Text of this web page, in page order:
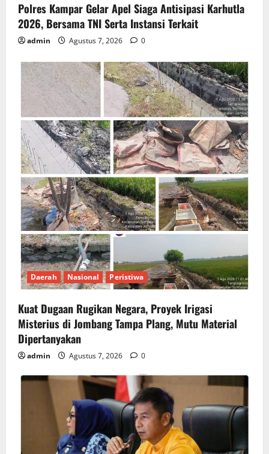
Polres Kampar Gelar Apel Siaga Antisipasi Karhutla
2026, Bersama TNI Serta Instansi Terkait
admin Agustus 7, 2026 0
Daerah Nasional Peristiwa
Kuat Dugaan Rugikan Negara, ​Proyek Irigasi
Misterius di Jombang Tampa Plang, Mutu Material
Dipertanyakan
admin Agustus 7, 2026 0